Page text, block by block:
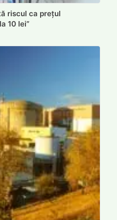
riscul ca prețul
10 lei”